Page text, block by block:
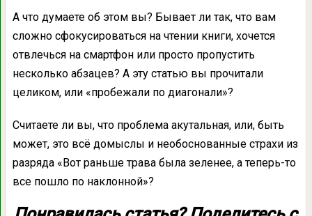
А что думаете об этом вы? Бывает ли так, что вам
сложно сфокусироваться на чтении книги, хочется
отвлечься на смартфон или просто пропустить
несколько абзацев? А эту статью вы прочитали
целиком, или «пробежали по диагонали»?
Считаете ли вы, что проблема акутальная, или, быть
может, это всё домыслы и необоснованные страхи из
разряда «Вот раньше трава была зеленее, а теперь-то
все пошло по наклонной»?